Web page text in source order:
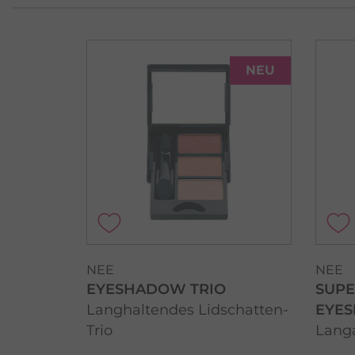
NEU
NEE
EYESHADOW TRIO
Langhaltendes Lidschatten-
Trio
NEE